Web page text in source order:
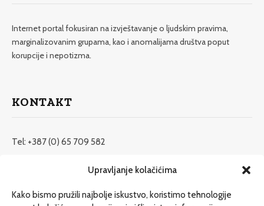
Upravljanje kolačićima
Kako bismo pružili najbolje iskustvo, koristimo tehnologije
Internet portal fokusiran na izvještavanje o ljudskim pravima,
marginalizovanim grupama, kao i anomalijama društva poput
korupcije i nepotizma.
KONTAKT
Tel: +387 (0) 65 709 582
redakcija@etrafika.net